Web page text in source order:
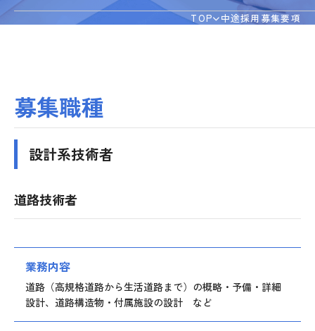
中途採用
TOP 中途採用募集要項
募集職種
設計系技術者
道路技術者
業務内容
道路（高規格道路から生活道路まで）の概略・予備・詳細
設計、道路構造物・付属施設の設計 など